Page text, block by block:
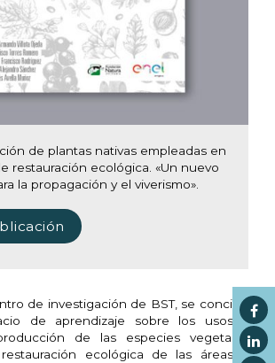
de plantas nativas empleadas en
restauración ecológica. «Un nuevo
la propagación y el viverismo».
de investigación de BST, se concibe
de aprendizaje sobre los usos y
de las especies vegetales
ecológica de las áreas a